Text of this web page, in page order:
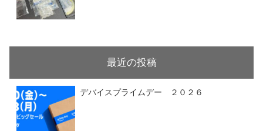
最近の投稿
デバイスプライムデー ２０２６